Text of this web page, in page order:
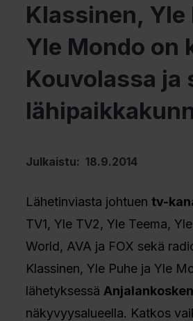
Klassinen, Yle
Yle Mondo on
Kouvolassa ja
Julkaistu: 18.9.2014
Lähetinviasta johtuentv-
TV1, Yle TV2, Yle Teema,
World, AVA ja FOX sekä
Klassinen, Yle Puhe ja Yle
lähetyksessä Anjalankosken
näkyvyysalueella. Katkos